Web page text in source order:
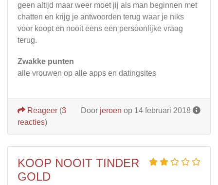
geen altijd maar weer moet jij als man beginnen met
chatten en krijg je antwoorden terug waar je niks
voor koopt en nooit eens een persoonlijke vraag
terug.
Zwakke punten
alle vrouwen op alle apps en datingsites
Door jeroen op 14 februari 2018
Reageer (3
reacties)
KOOP NOOIT TINDER
GOLD